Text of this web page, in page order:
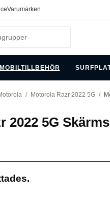
Varumärken
MOBILTILLBEHÖR
/ Motorola Razr 2022 5G /
2022 5G